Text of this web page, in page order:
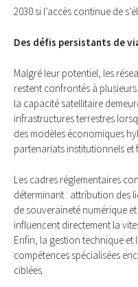
2030 si l’accès continue de
Des défis persistants de
Malgré leur potentiel, les
restent confrontés à
la capacité satellitaire
infrastructures terrestres
des modèles économiques
partenariats institutionnels et
Les cadres réglementaires
déterminant : attribution des
de souveraineté numérique
influencent directement la
Enfin, la gestion technique et
compétences spécialisées
ciblées.